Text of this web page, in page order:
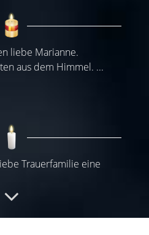
liebe Marianne.
aus dem Himmel. ...
Trauerfamilie eine